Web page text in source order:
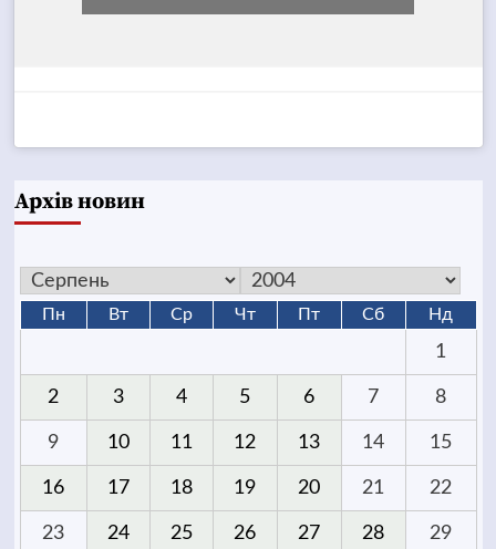
Архів новин
Пн Вт Ср Чт Пт Сб Нд
1
2 3 4 5 6 7 8
9 10 11 12 13 14 15
16 17 18 19 20 21 22
23 24 25 26 27 28 29